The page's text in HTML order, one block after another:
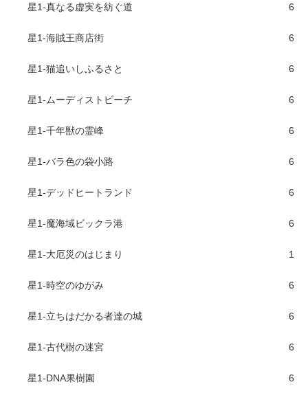
星1-真なる虚実を紡ぐ道 6
星1-海賊王商店街 6
星1-猫追いしふるさと 6
星1-ムーディストビーチ 6
星1-千年獣の霊峰 6
星1-バラ色の袋小路 6
星1-デッドヒートランド 6
星1-魔海域ビックラ港 6
星1-大厄災のはじまり 1
星1-時空のゆがみ 6
星1-立ちはだかる者達の城 6
星1-古代樹の迷宮 6
星1-DNA果樹園 6